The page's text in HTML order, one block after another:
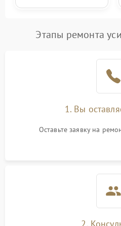
Этапы ремонта
1. Вы
Оставьте заявку на
2.